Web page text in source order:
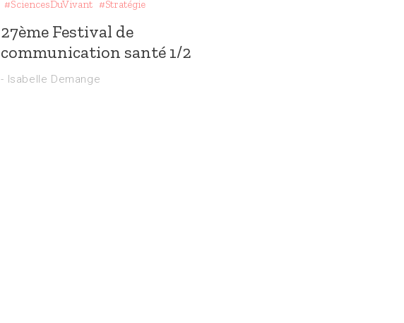
#SciencesDuVivant #Stratégie
27ème Festival de
communication santé 1/2
- Isabelle Demange